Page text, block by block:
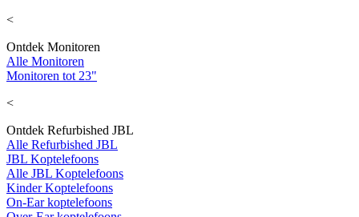
<
Ontdek Monitoren
Alle Monitoren
Monitoren tot 23"
<
Ontdek Refurbished JBL
Alle Refurbished JBL
JBL Koptelefoons
Alle JBL Koptelefoons
Kinder Koptelefoons
On-Ear koptelefoons